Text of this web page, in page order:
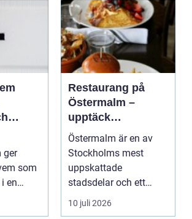
ger
som
en
får
Restaurang på
Östermalm –
upptäck
matupplevelser i
en av Stockholms
mest attraktiva
stadsdelar
Östermalm är en av
Stockholms mest
uppskattade
stadsdelar och ett
självklart val f&ou...
10 juli 2026